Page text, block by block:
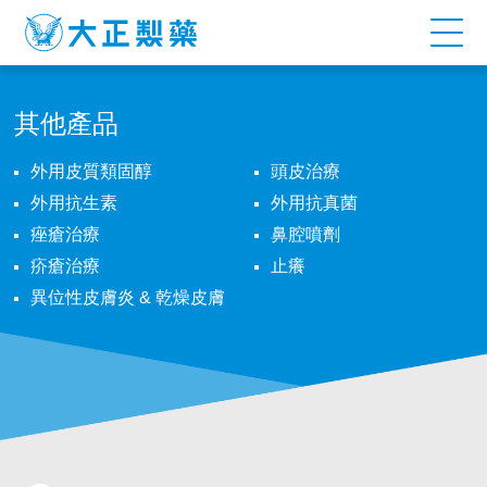
ELOSONE
OINTMENT
其他產品
外用皮質類固醇
頭皮治療
外用抗生素
外用抗真菌
痤瘡治療
鼻腔噴劑
疥瘡治療
止癢
異位性皮膚炎 & 乾燥皮膚